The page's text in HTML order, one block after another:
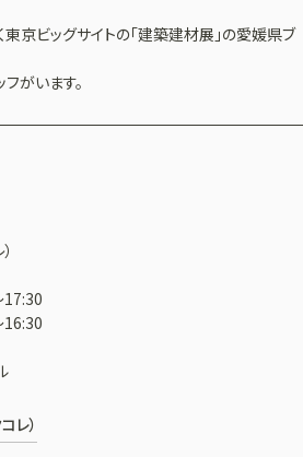
京ビッグサイトの「建築建材展」の愛媛県ブ
がいます。
17:30
16:30
レ）